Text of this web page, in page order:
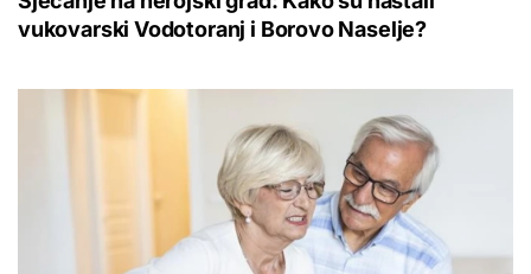
vukovarski Vodotoranj i Borovo Naselje?